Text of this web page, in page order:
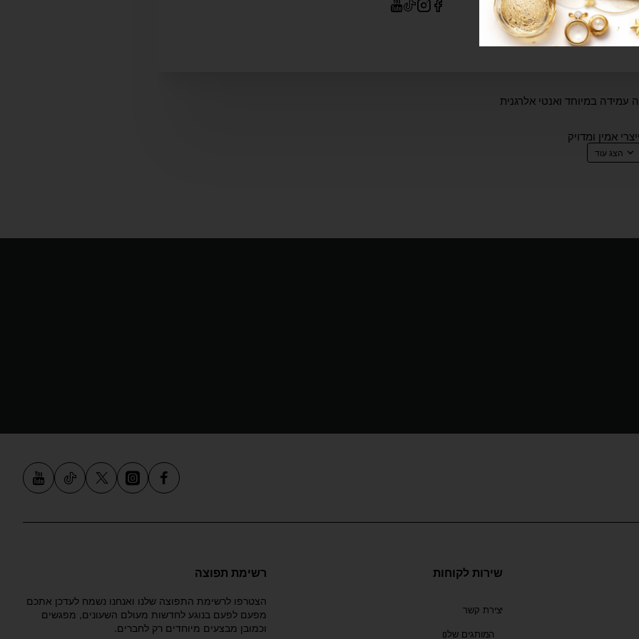
שירות לקוחות
יצירת קשר
המותגים שלנו
רשימת תפוצה
הצטרפו לרשימת התפוצה שלנו ואנחנו נשמח לעדכן אתכם
מפעם לפעם בנוגע לחדשות מעולם השעונים, מפגשים
וכמובן מבצעים מיוחדים רק לחברים.